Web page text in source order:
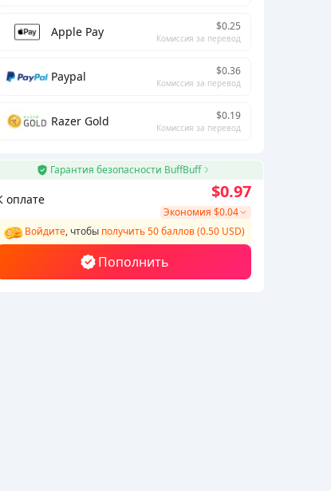
Apple Pay $0.25
Комиссия за перевод
Paypal $0.36
Комиссия за перевод
Razer Gold $0.19
Комиссия за перевод
Гарантия безопасности BuffBuff
оплате
Экономия $0.04
$0.97
Войдите, чтобы получить 50 баллов (0.50 USD)
Пополнить